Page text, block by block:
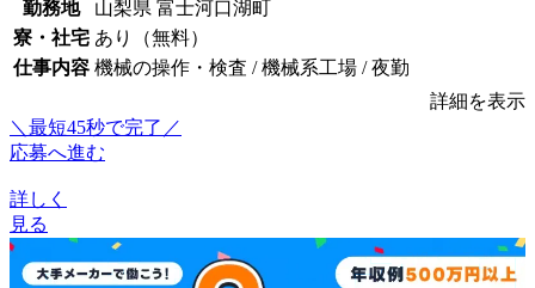
勤務地
山梨県 富士河口湖町
寮・社宅 あり（無料）
仕事内容 機械の操作・検査 / 機械系工場 / 夜勤
詳細を表示
＼最短45秒で完了／
応募へ進む
詳しく
見る